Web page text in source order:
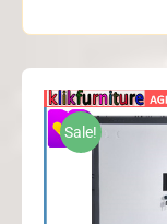
Sale!